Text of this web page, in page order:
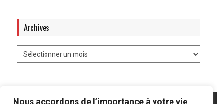
Nous accordons de l’importance à votre vie
Archives